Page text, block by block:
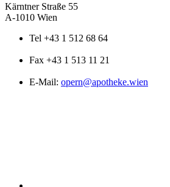
Kärntner Straße 55
A-1010 Wien
Tel +43 1 512 68 64
Fax +43 1 513 11 21
E-Mail: opern@apotheke.wien